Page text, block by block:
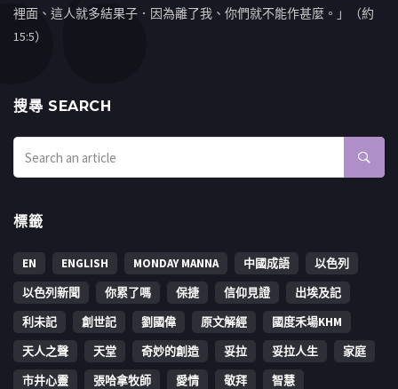
裡面、這人就多結果子．因為離了我、你們就不能作甚麼。」（約
15:5）
搜㝷 SEARCH
標籤
EN ENGLISH MONDAY MANNA 中國成語
以色列
以色列新聞
你累了嗎 保捷 信仰見證
出埃及記
利未記
創世記 劉國偉 原文解經
國度禾場KHM
天人之聲
天堂 奇妙的創造 妥拉 妥拉人生
家庭
市井心靈
張哈拿牧師 愛情 敬拜 智慧